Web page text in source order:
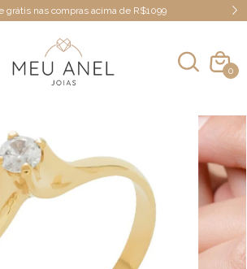
grátis nas compras acima de R$1099
0